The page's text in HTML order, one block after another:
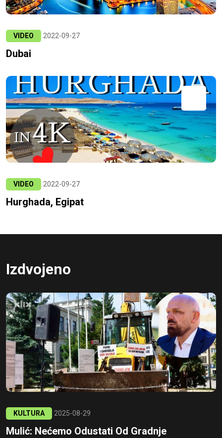
VIDEO 2022-09-27
Dubai
VIDEO 2022-09-27
Hurghada, Egipat
Izdvojeno
KULTURA 2025-08-29
Mulić: Nećemo Odustati Od Gradnje